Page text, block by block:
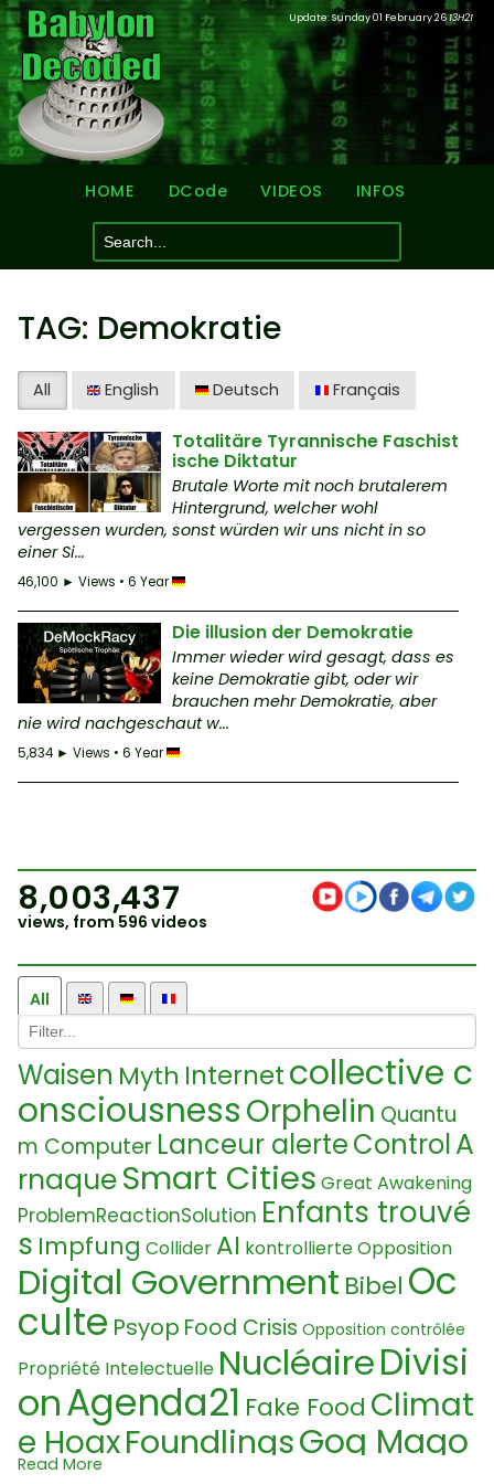
Update: Sunday 01 February 2613H21
HOME DCode VIDEOS INFOS
TAG: Demokratie
All English Deutsch Français
Totalitäre Tyrannische Faschist
ische Diktatur
Brutale Worte mit noch brutalerem
Hintergrund, welcher wohl
vergessen wurden, sonst würden wir uns nicht in so
einer Si...
46,100 ► Views • 6 Year
Die illusion der Demokratie
Immer wieder wird gesagt, dass es
keine Demokratie gibt, oder wir
brauchen mehr Demokratie, aber
nie wird nachgeschaut w...
5,834 ► Views • 6 Year
8,003,437
views, from 596 videos
All
Waisen Myth Internetcollective c
onsciousnessOrphelin Quantu
m Computer Lanceur alerteControlA
rnaqueSmart Cities Great Awakening
ProblemReactionSolution Enfants trouvé
s Impfung Collider AI kontrollierte Opposition
Digital Government Bibel Oc
culte Psyop Food Crisis Opposition contrôlée
Propriété Intelectuelle NucléaireDivisi
onAgenda21 Fake Food Climat
e HoaxFoundlingsGog Mago
Read More